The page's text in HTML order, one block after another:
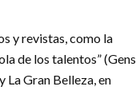
y revistas, como la
de los talentos” (Gens
La Gran Belleza, en